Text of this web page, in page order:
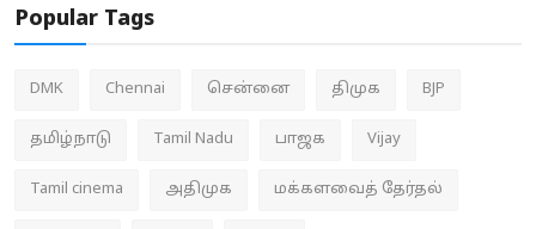
Popular Tags
DMK Chennai சென்னை திமுக BJP
தமிழ்நாடு Tamil Nadu பாஜக Vijay
Tamil cinema அதிமுக மக்களவைத் தேர்தல்